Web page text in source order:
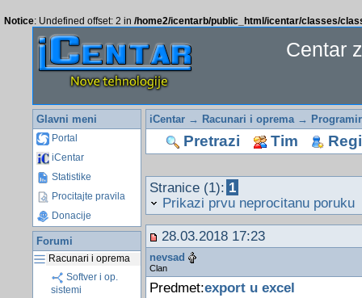
Notice: Undefined offset: 2 in /home2/icentarb/public_html/icentar/classes/
Centar
Glavni meni
Portal
iCentar
Statistike
Procitajte pravila
Donacije
Forumi
Racunari i oprema
Softver i op.
sistemi
iCentar→ Racunari i oprema→
Pretrazi Tim
Stranice (1): 1
Prikazi prvu neprocitanu poruku
28.03.2018 17:23
nevsad
Clan
Predmet:export u excel